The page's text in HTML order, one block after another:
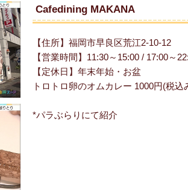
Cafedining MAKANA
【住所】福岡市早良区荒江2-10-12
【営業時間】11:30～15:00 / 17:00～
【定休日】年末年始・お盆
トロトロ卵のオムカレー 1000円(税込
*パラぶらりにて紹介